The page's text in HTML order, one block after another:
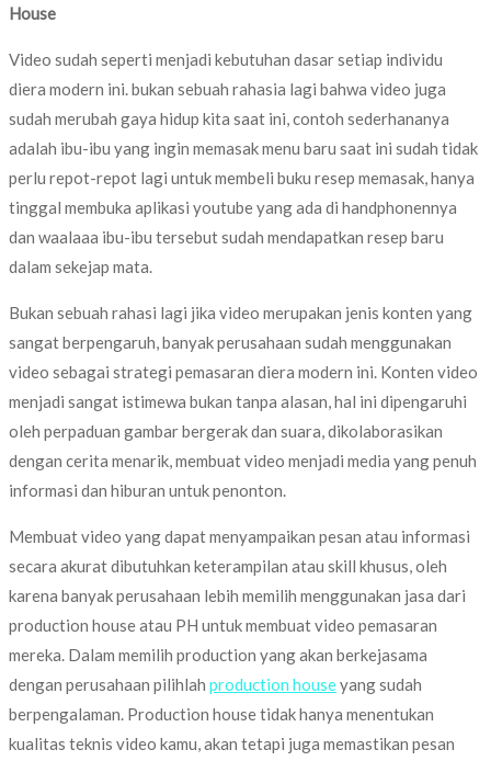
House
Video sudah seperti menjadi kebutuhan dasar setiap individu
diera modern ini. bukan sebuah rahasia lagi bahwa video juga
sudah merubah gaya hidup kita saat ini, contoh sederhananya
adalah ibu-ibu yang ingin memasak menu baru saat ini sudah tidak
perlu repot-repot lagi untuk membeli buku resep memasak, hanya
tinggal membuka aplikasi youtube yang ada di handphonennya
dan waalaaa ibu-ibu tersebut sudah mendapatkan resep baru
dalam sekejap mata.
Bukan sebuah rahasi lagi jika video merupakan jenis konten yang
sangat berpengaruh, banyak perusahaan sudah menggunakan
video sebagai strategi pemasaran diera modern ini. Konten video
menjadi sangat istimewa bukan tanpa alasan, hal ini dipengaruhi
oleh perpaduan gambar bergerak dan suara, dikolaborasikan
dengan cerita menarik, membuat video menjadi media yang penuh
informasi dan hiburan untuk penonton.
Membuat video yang dapat menyampaikan pesan atau informasi
secara akurat dibutuhkan keterampilan atau skill khusus, oleh
karena banyak perusahaan lebih memilih menggunakan jasa dari
production house atau PH untuk membuat video pemasaran
mereka. Dalam memilih production yang akan berkejasama
dengan perusahaan pilihlah production houseyang sudah
berpengalaman. Production house tidak hanya menentukan
kualitas teknis video kamu, akan tetapi juga memastikan pesan